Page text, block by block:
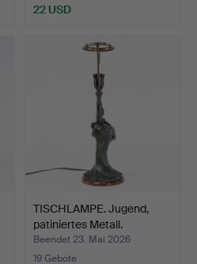
22 USD
TISCHLAMPE. Jugend,
patiniertes Metall.
Beendet 23. Mai 2026
19 Gebote